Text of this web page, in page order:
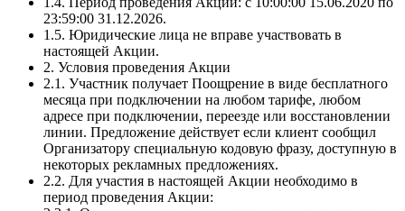
23:59:00 31.12.2026.
1.5. Юридические лица не вправе участвовать в
настоящей Акции.
2. Условия проведения Акции
2.1. Участник получает Поощрение в виде бесплатного
месяца при подключении на любом тарифе, любом
адресе при подключении, переезде или восстановлении
линии. Предложение действует если клиент сообщил
Организатору специальную кодовую фразу, доступную в
некоторых рекламных предложениях.
2.2. Для участия в настоящей Акции необходимо в
период проведения Акции: